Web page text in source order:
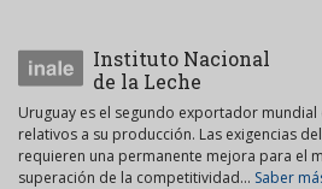
Instituto Nacional
de la Leche
Uruguay es el segundo exportador
relativos a su producción. Las exigencias
requieren una permanente mejora para el
superación de la competitividad... Saber